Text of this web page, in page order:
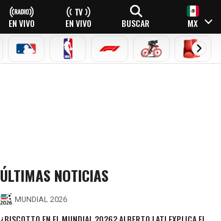
EN VIVO EN VIVO BUSCAR MX
MLB NBA FÓRMULA 1CICLISMOBOXEO
ÚLTIMAS NOTICIAS
MUNDIAL 2026